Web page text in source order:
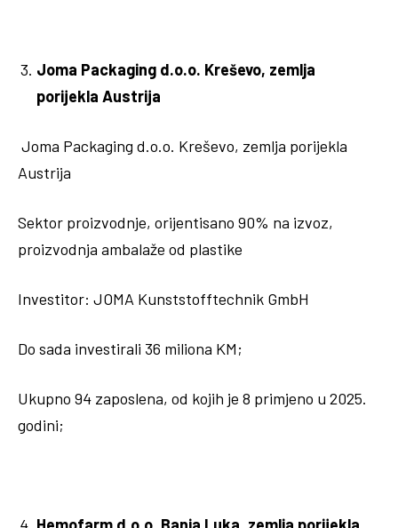
Joma Packaging d.o.o. Kreševo, zemlja
porijekla Austrija
Joma Packaging d.o.o. Kreševo, zemlja porijekla
Austrija
Sektor proizvodnje, orijentisano 90% na izvoz,
proizvodnja ambalaže od plastike
Investitor: JOMA Kunststofftechnik GmbH
Do sada investirali 36 miliona KM;
Ukupno 94 zaposlena, od kojih je 8 primjeno u 2025.
godini;